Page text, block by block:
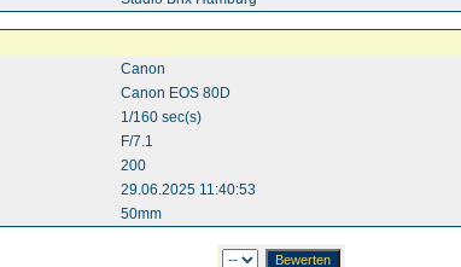
Canon
Canon EOS 80D
1/160 sec(s)
F/7.1
200
29.06.2025 11:40:53
50mm